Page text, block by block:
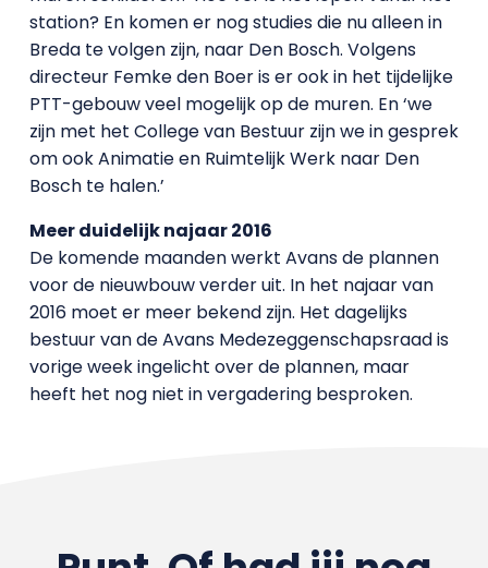
station? En komen er nog studies die nu alleen in
Breda te volgen zijn, naar Den Bosch. Volgens
directeur Femke den Boer is er ook in het tijdelijke
PTT-gebouw veel mogelijk op de muren. En ‘we
zijn met het College van Bestuur zijn we in gesprek
om ook Animatie en Ruimtelijk Werk naar Den
Bosch te halen.’
Meer duidelijk najaar 2016
De komende maanden werkt Avans de plannen
voor de nieuwbouw verder uit. In het najaar van
2016 moet er meer bekend zijn. Het dagelijks
bestuur van de Avans Medezeggenschapsraad is
vorige week ingelicht over de plannen, maar
heeft het nog niet in vergadering besproken.